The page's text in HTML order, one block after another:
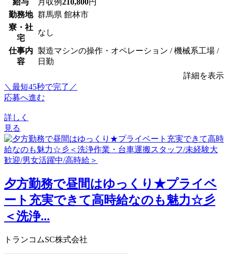
勤務地 群馬県 館林市
寮・社
宅
なし
仕事内
容
製造マシンの操作・オペレーション / 機械系工場 /
日勤
詳細を表示
＼最短45秒で完了／
応募へ進む
詳しく
見る
夕方勤務で昼間はゆっくり★プライベ
ート充実できて高時給なのも魅力☆彡
＜洗浄...
トランコムSC株式会社